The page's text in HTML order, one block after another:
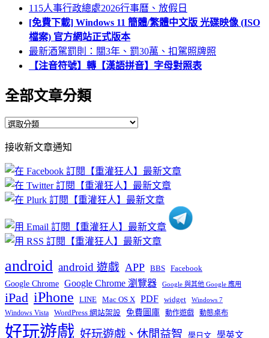
115人事行政總處2026行事曆、放假日
[免費下載] Windows 11 簡體/繁體中文版 光碟映像 (ISO
檔案) 官方網站正式版本
最新酒駕罰則：關3年、罰30萬、扣駕照牌照
【注音符號】轉【漢語拼音】字母對照表
全部文章分類
全
文
章
分
類
接收新文章通知
android android 遊戲 APP BBS Facebook
Google Chrome Google Chrome 瀏覽器 Google 與其他 Google 應用
iPad iPhone LINE Mac OS X PDF widget Windows 7
Windows Vista WordPress 網站架設 免費圖庫 動作遊戲 動態桌布
好玩遊戲 好玩遊戲、休閒益智 學日文 學英文